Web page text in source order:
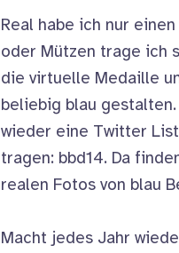
Real habe ich nur
oder Mützen trage ich
die virtuelle Medaille
beliebig blau
wieder eine Twitter
tragen: bbd14. Da
realen Fotos von blau
Macht jedes Jahr